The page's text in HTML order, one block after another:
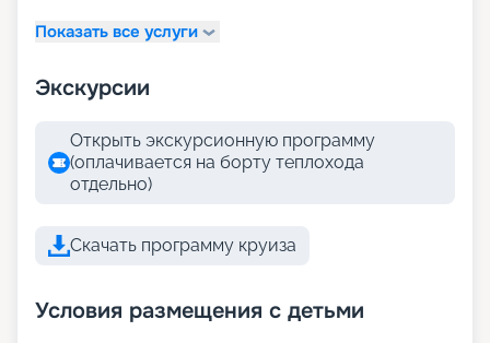
Показать все услуги
Экскурсии
Открыть экскурсионную программу
(оплачивается на борту теплохода
отдельно)
Скачать программу круиза
Условия размещения с детьми